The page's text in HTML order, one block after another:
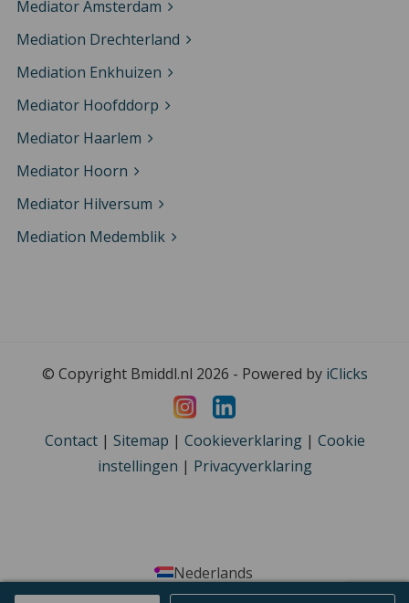
Mediator Amsterdam
Mediation Drechterland
Mediation Enkhuizen
Mediator Hoofddorp
Mediator Haarlem
Mediator Hoorn
Mediator Hilversum
Mediation Medemblik
© Copyright Bmiddl.nl 2026 - Powered by iClicks
Contact| Sitemap | Cookieverklaring| Cookie
instellingen | Privacyverklaring
Nederlands